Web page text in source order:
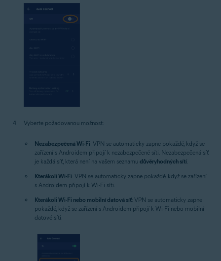
Vyberte požadovanou možnost:
Nezabezpečená Wi-Fi: VPN se automaticky zapne pokaždé, když se
zařízení s Androidem připojí k nezabezpečené síti. Nezabezpečená síť
je každá síť, která není na vašem seznamu důvěryhodných sítí
Kterákoli Wi-Fi: VPN se automaticky zapne pokaždé, když se zařízení
s Androidem připojí k Wi-Fi síti.
Kterákoli Wi-Fi nebo mobilní datová síť: VPN se automaticky zapne
pokaždé, když se zařízení s Androidem připojí k Wi-Fi nebo mobilní
datové síti.